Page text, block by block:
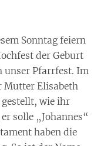
Sonntag feiern
der Geburt
unser Pfarrfest. Im
Mutter Elisabeth
gestellt, wie ihr
solle „Johannes“
haben die